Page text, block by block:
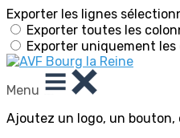
Exporter les lignes
Exporter toutes les
Exporter uniquement
Menu
Ajoutez un logo, un bouton,